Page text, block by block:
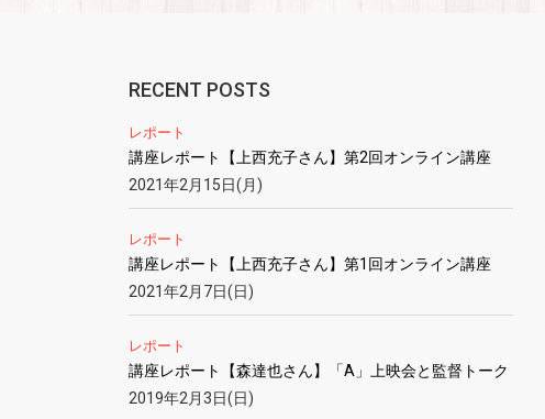
RECENT POSTS
レポート
講座レポート【上西充子さん】第2回オンライン講座
2021年2月15日(月)
レポート
講座レポート【上西充子さん】第1回オンライン講座
2021年2月7日(日)
レポート
講座レポート【森達也さん】「A」上映会と監督トーク
2019年2月3日(日)